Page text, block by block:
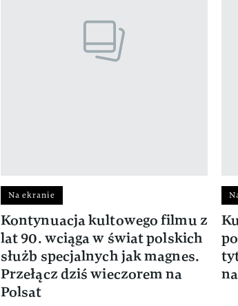
Na ekranie
Kontynuacja kultowego filmu z
lat 90. wciąga w świat polskich
służb specjalnych jak magnes.
Przełącz dziś wieczorem na
Polsat